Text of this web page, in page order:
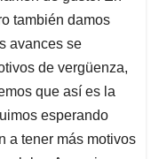
también damos
avances se
de vergüenza,
que así es la
esperando
a tener más motivos